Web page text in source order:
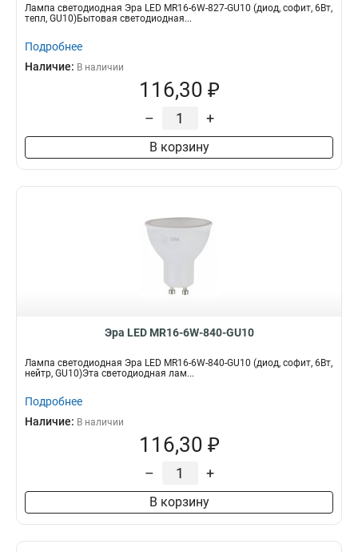
Лампа светодиодная Эра LED MR16-6W-827-GU10 (диод, софит, 6Вт,
тепл, GU10)Бытовая светодиодная...
Подробнее
Наличие: В наличии
116,30 ₽
– +
В корзину
Эра LED MR16-6W-840-GU10
Лампа светодиодная Эра LED MR16-6W-840-GU10 (диод, софит, 6Вт,
нейтр, GU10)Эта светодиодная лам...
Подробнее
Наличие: В наличии
116,30 ₽
– +
В корзину